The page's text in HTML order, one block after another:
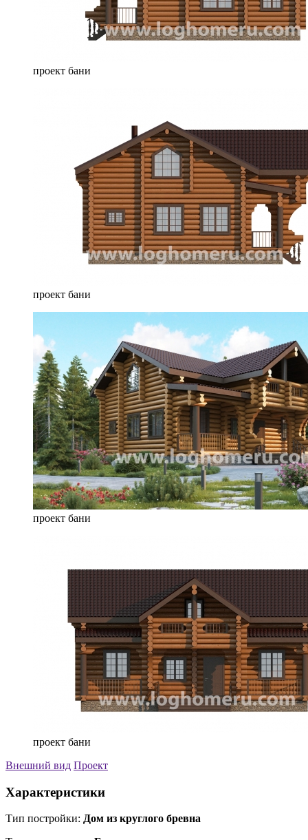
проект бани
проект бани
проект бани
проект бани
Внешний вид Проект
Характеристики
Тип постройки: Дом из круглого бревна